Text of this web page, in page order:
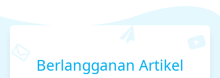
Berlangganan Artikel